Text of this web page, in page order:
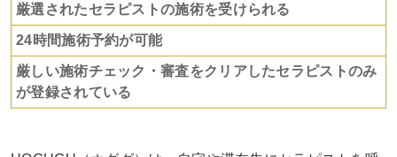
厳選されたセラピストの施術を受けられる
24時間施術予約が可能
厳しい施術チェック・審査をクリアしたセラピストのみ
が登録されている